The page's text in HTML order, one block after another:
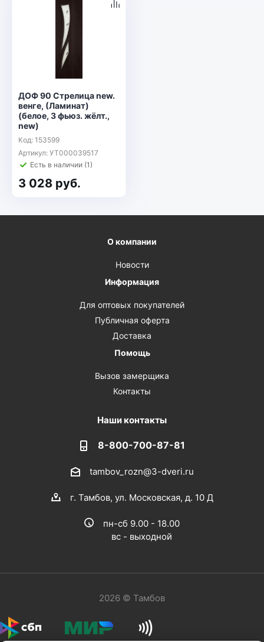
ДОФ 90 Стрелица new.
венге, (Ламинат)
(белое, 3 фьюз. жёлт.,
new)
Код: 153599
Артикул: УТ000039517
Есть в наличии (1)
3 028 руб.
О компании
Новости
Информация
Для оптовых покупателей
Публичная оферта
Доставка
Помощь
Вызов замерщика
Контакты
Наши контакты
8-800-700-87-81
tambov_rozn@3-dveri.ru
г. Тамбов, ул. Московская, д. 10 Д
пн-сб 9.00 - 18.00
вс - выходной
2026 © Тамбов